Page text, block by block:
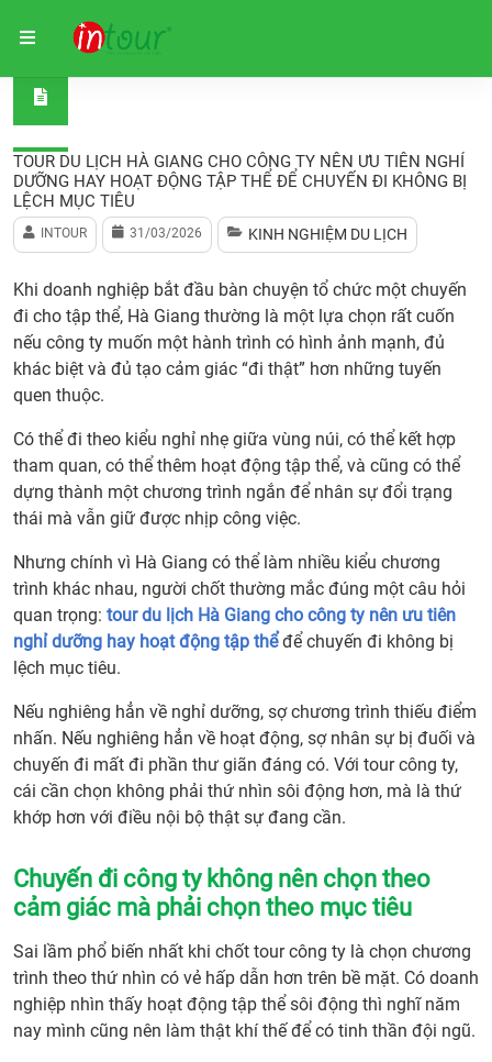
Trang chủ Kinh nghiệm du lịch
TOUR DU LỊCH HÀ GIANG CHO CÔNG TY NÊN ƯU TIÊN NGHỈ
DƯỠNG HAY HOẠT ĐỘNG TẬP THỂ ĐỂ CHUYẾN ĐI KHÔNG BỊ
LỆCH MỤC TIÊU
INTOUR 31/03/2026 KINH NGHIỆM DU LỊCH
Khi doanh nghiệp bắt đầu bàn chuyện tổ chức một chuyến
đi cho tập thể, Hà Giang thường là một lựa chọn rất cuốn
nếu công ty muốn một hành trình có hình ảnh mạnh, đủ
khác biệt và đủ tạo cảm giác “đi thật” hơn những tuyến
quen thuộc.
Có thể đi theo kiểu nghỉ nhẹ giữa vùng núi, có thể kết hợp
tham quan, có thể thêm hoạt động tập thể, và cũng có thể
dựng thành một chương trình ngắn để nhân sự đổi trạng
thái mà vẫn giữ được nhịp công việc.
Nhưng chính vì Hà Giang có thể làm nhiều kiểu chương
trình khác nhau, người chốt thường mắc đúng một câu hỏi
quan trọng: tour du lịch Hà Giang cho công ty nên ưu tiên
nghỉ dưỡng hay hoạt động tập thểđể chuyến đi không bị
lệch mục tiêu.
Nếu nghiêng hẳn về nghỉ dưỡng, sợ chương trình thiếu điểm
nhấn. Nếu nghiêng hẳn về hoạt động, sợ nhân sự bị đuối và
chuyến đi mất đi phần thư giãn đáng có. Với tour công ty,
cái cần chọn không phải thứ nhìn sôi động hơn, mà là thứ
khớp hơn với điều nội bộ thật sự đang cần.
Chuyến đi công ty không nên chọn theo
cảm giác mà phải chọn theo mục tiêu
Sai lầm phổ biến nhất khi chốt tour công ty là chọn chương
trình theo thứ nhìn có vẻ hấp dẫn hơn trên bề mặt. Có doanh
nghiệp nhìn thấy hoạt động tập thể sôi động thì nghĩ năm
nay mình cũng nên làm thật khí thế để có tinh thần đội ngũ.